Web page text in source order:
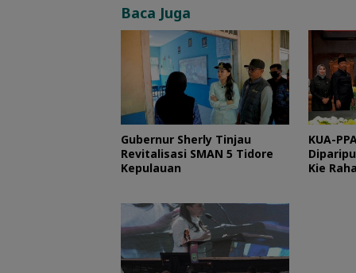
Baca Juga
Gubernur Sherly Tinjau
Revitalisasi SMAN 5 Tidore
Kepulauan
KUA-
Kie